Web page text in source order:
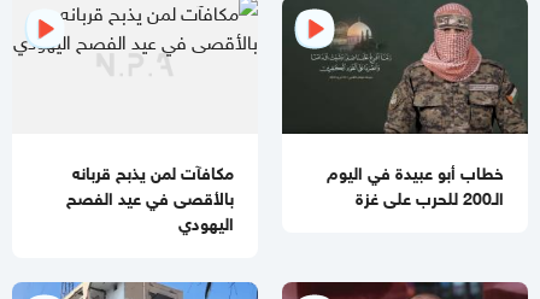
04:35 مساءاً
مصادر صحفية تكشف تفاصيل الرسائل المتبادلة بين "حماس"
وملادينوف
03:48 مساءاً
02:39 مساءاً
مقتل جنديبن إسرائيليين وإصابة 7 آخرين بعضهم بجراح خطيرة
خطاب أبو عبيدة في اليوم
الـ200 للحرب على غزة
مكافآت لمن يذبح قربانه
بالأقصى في عيد الفصح
اليهودي